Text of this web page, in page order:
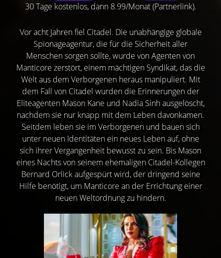
30 Tage kostenlos, dann 8.99/Monat (Partnerlink).
Vor acht Jahren fiel Citadel. Die unabhängige globale
Spionageagentur, die für die Sicherheit aller
Menschen sorgen sollte, wurde von Agenten von
Manticore zerstört, einem mächtigen Syndikat, das die
Welt aus dem Verborgenen heraus manipuliert. Mit
dem Fall von Citadel wurden die Erinnerungen der
Eliteagenten Mason Kane und Nadia Sinh ausgelöscht,
nachdem sie nur knapp mit dem Leben davonkamen.
Seitdem leben sie im Verborgenen und bauen sich
unter neuen Identitäten ein neues Leben auf, ohne
sich ihrer Vergangenheit bewusst zu sein. Bis Mason
eines Nachts von seinem ehemaligen Citadel-Kollegen
Bernard Orlick aufgespürt wird, der dringend seine
Hilfe benötigt, um Manticore an der Errichtung einer
neuen Weltordnung zu hindern.